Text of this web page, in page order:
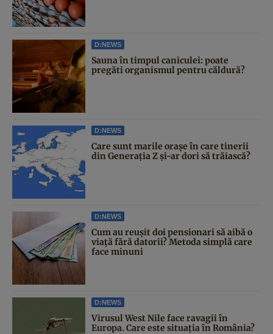
D:NEWS
Sauna în timpul caniculei: poate
pregăti organismul pentru căldură?
D:NEWS
Care sunt marile orașe în care tinerii
din Generația Z și-ar dori să trăiască?
D:NEWS
Cum au reușit doi pensionari să aibă o
viață fără datorii? Metoda simplă care
face minuni
D:NEWS
Virusul West Nile face ravagii în
Europa. Care este situația în România?